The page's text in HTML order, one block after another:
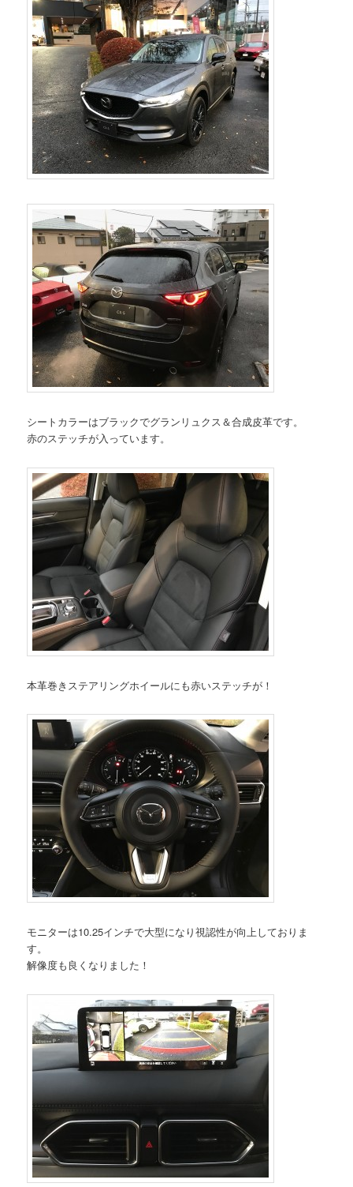
シートカラーはブラックでグランリュクス＆合成皮革です。
赤のステッチが入っています。
本革巻きステアリングホイールにも赤いステッチが！
モニターは10.25インチで大型になり視認性が向上しておりま
す。
解像度も良くなりました！